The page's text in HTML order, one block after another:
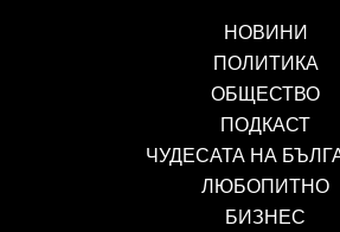
НОВИНИ
ПОЛИТИКА
ОБЩЕСТВО
ПОДКАСТ
ЧУДЕСАТА НА
ЛЮБОПИТНО
БИЗНЕС